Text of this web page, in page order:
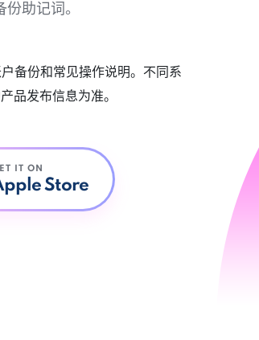
助记词。
备份和常见操作说明。不同系
品发布信息为准。
IT ON
Store